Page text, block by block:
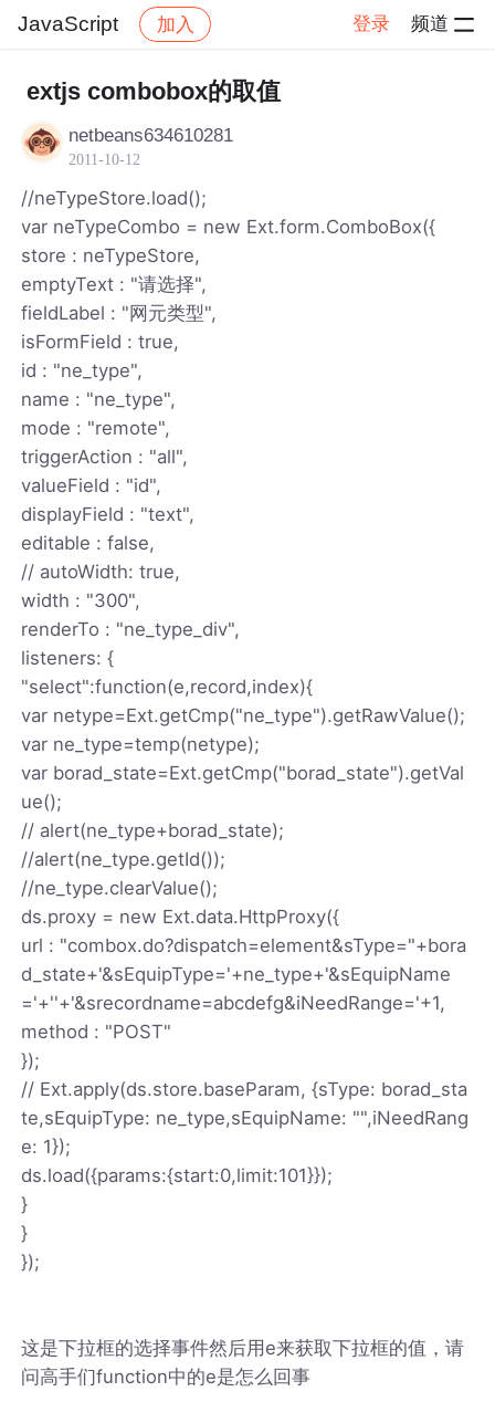
JavaScript 加入 登录 频道
社区 JavaScript 帖子详情
extjs combobox的取值
netbeans634610281
2011-10-12
//neTypeStore.load();
var neTypeCombo = new Ext.form.ComboBox({
store : neTypeStore,
emptyText : "请选择",
fieldLabel : "网元类型",
isFormField : true,
id : "ne_type",
name : "ne_type",
mode : "remote",
triggerAction : "all",
valueField : "id",
displayField : "text",
editable : false,
// autoWidth: true,
width : "300",
renderTo : "ne_type_div",
listeners: {
"select":function(e,record,index){
var netype=Ext.getCmp("ne_type").getRawValue();
var ne_type=temp(netype);
var borad_state=Ext.getCmp("borad_state").getVal
ue();
// alert(ne_type+borad_state);
//alert(ne_type.getId());
//ne_type.clearValue();
ds.proxy = new Ext.data.HttpProxy({
url : "combox.do?dispatch=element&sType="+bora
d_state+'&sEquipType='+ne_type+'&sEquipName
='+''+'&srecordname=abcdefg&iNeedRange='+1,
method : "POST"
});
// Ext.apply(ds.store.baseParam, {sType: borad_sta
te,sEquipType: ne_type,sEquipName: "",iNeedRang
e: 1});
ds.load({params:{start:0,limit:101}});
}
}
});
这是下拉框的选择事件然后用e来获取下拉框的值，请
问高手们function中的e是怎么回事